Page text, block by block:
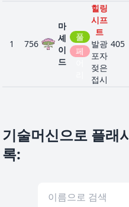
1 756
마
셰
이
드
풀
페
힐링
시프
트
발광
포자
젖은
접시
405
기술머신으로 플래
록: